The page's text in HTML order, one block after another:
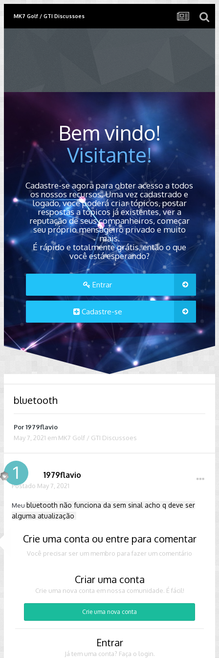
MK7 Golf / GTI Discussoes
Bem vindo!
Visitante!
Cadastre-se agora para obter acesso a todos
os nossos recursos. Uma vez cadastrado e
logado, você poderá criar tópicos, postar
respostas a tópicos já existentes, ver a
reputação de seus companheiros, começar
seu próprio mensageiro privado e muito
mais.
É rápido e totalmente grátis, então o que
você está esperando?
Entrar
Cadastre-se
bluetooth
Por1979flavio
May 7, 2021 em MK7 Golf / GTI Discussoes
1979flavio
Postado May 7, 2021
Meu bluetooth não funciona da sem sinal acho q deve ser
alguma atualização
Crie uma conta ou entre para comentar
Você precisar ser um membro para fazer um comentário
Criar uma conta
Crie uma nova conta em nossa comunidade. É fácil!
Crie uma nova conta
Entrar
Já tem uma conta? Faça o login.